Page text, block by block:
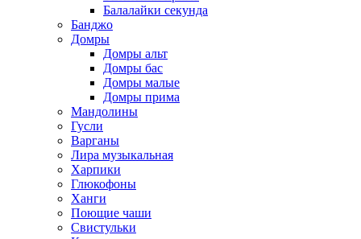
Балалайки секунда
Банджо
Домры
Домры альт
Домры бас
Домры малые
Домры прима
Мандолины
Гусли
Варганы
Лира музыкальная
Харпики
Глюкофоны
Ханги
Поющие чаши
Свистульки